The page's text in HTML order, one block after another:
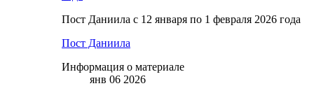
Пост Даниила с 12 января по 1 февраля 2026 года
Пост Даниила
Информация о материале
янв 06 2026